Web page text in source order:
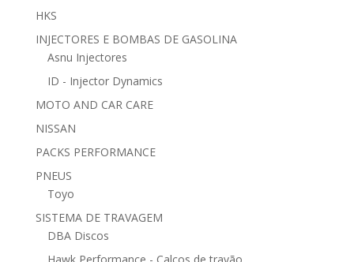
HKS
INJECTORES E BOMBAS DE GASOLINA
Asnu Injectores
ID - Injector Dynamics
MOTO AND CAR CARE
NISSAN
PACKS PERFORMANCE
PNEUS
Toyo
SISTEMA DE TRAVAGEM
DBA Discos
Hawk Performance - Calços de travão